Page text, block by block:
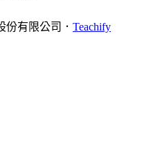
份有限公司． Teachify